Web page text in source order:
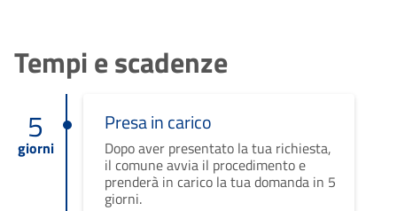
Tempi e scadenze
5
giorni
Presa in carico
Dopo aver presentato la tua richiesta,
il comune avvia il procedimento e
prenderà in carico la tua domanda in 5
giorni.